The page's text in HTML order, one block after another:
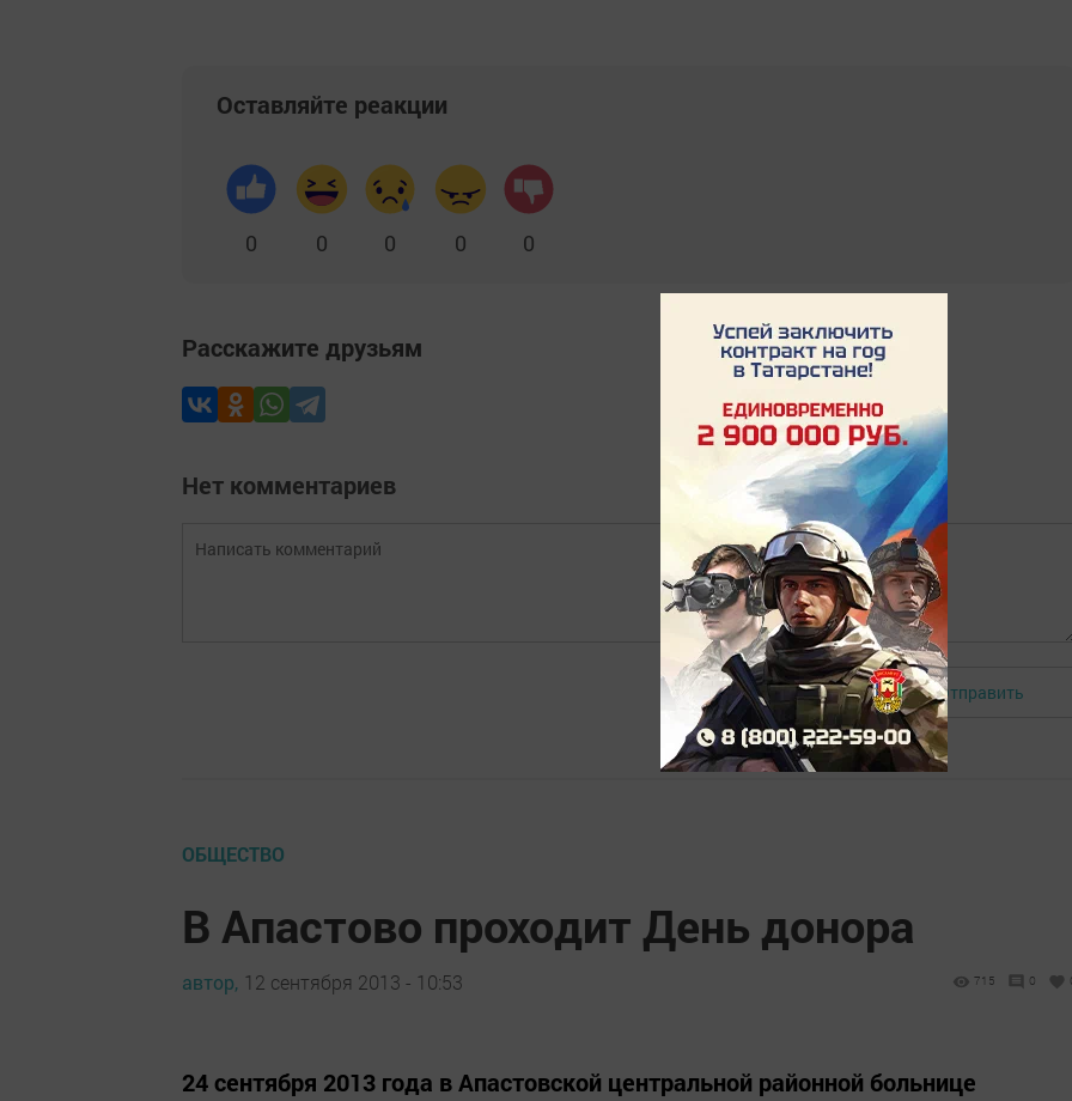
Оставляйте реакции
0 0 0 0 0
Расскажите друзьям
Нет комментариев
Авторизоваться Отправить
ОБЩЕСТВО
В Апастово проходит День донора
автор, 12 сентября 2013 - 10:53 715 0
24 сентября 2013 года в Апастовской центральной районной больнице